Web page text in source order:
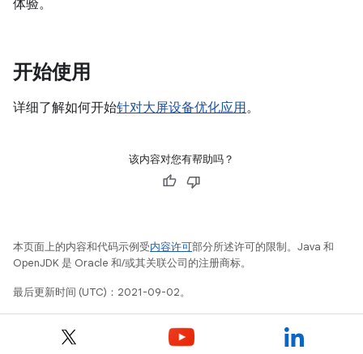
体验。
开始使用
详细了解如何开始针对大屏设备优化应用。
该内容对您有帮助吗？
本页面上的内容和代码示例受内容许可部分所述许可的限制。Java 和
OpenJDK 是 Oracle 和/或其关联公司的注册商标。
最后更新时间 (UTC)：2021-09-02。